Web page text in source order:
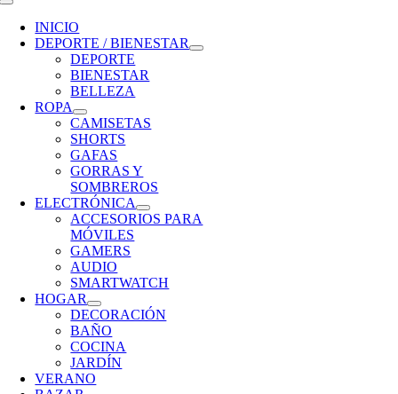
Toggle
Navigation
INICIO
DEPORTE / BIENESTAR
DEPORTE
BIENESTAR
BELLEZA
ROPA
CAMISETAS
SHORTS
GAFAS
GORRAS Y
SOMBREROS
ELECTRÓNICA
ACCESORIOS PARA
MÓVILES
GAMERS
AUDIO
SMARTWATCH
HOGAR
DECORACIÓN
BAÑO
COCINA
JARDÍN
VERANO